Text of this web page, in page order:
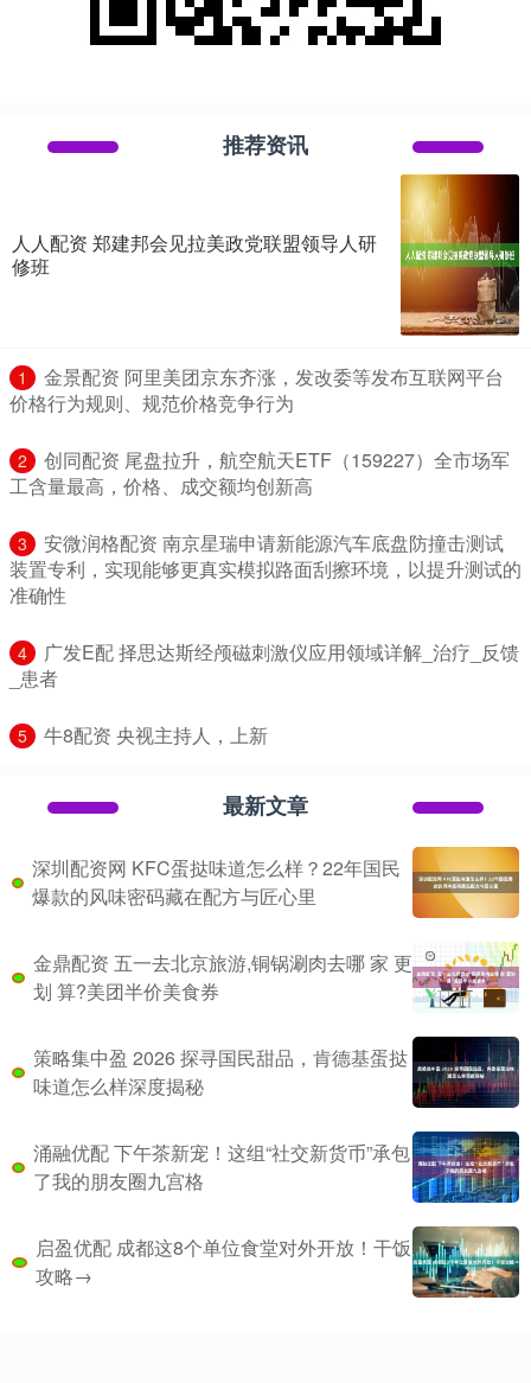
推荐资讯
人人配资 郑建邦会见拉美政党联盟领导人研
修班
1
​金景配资 阿里美团京东齐涨，发改委等发布互联网平台
价格行为规则、规范价格竞争行为
2
​创同配资 尾盘拉升，航空航天ETF（159227）全市场军
工含量最高，价格、成交额均创新高
3
​安微润格配资 南京星瑞申请新能源汽车底盘防撞击测试
装置专利，实现能够更真实模拟路面刮擦环境，以提升测试的
准确性
4
​广发E配 择思达斯经颅磁刺激仪应用领域详解_治疗_反馈
_患者
5 ​牛8配资 央视主持人，上新
最新文章
深圳配资网 KFC蛋挞味道怎么样？22年国民
爆款的风味密码藏在配方与匠心里
金鼎配资 五一去北京旅游,铜锅涮肉去哪 家 更
划 算?美团半价美食券
策略集中盈 2026 探寻国民甜品，肯德基蛋挞
味道怎么样深度揭秘
涌融优配 下午茶新宠！这组“社交新货币”承包
了我的朋友圈九宫格
启盈优配 成都这8个单位食堂对外开放！干饭
攻略→